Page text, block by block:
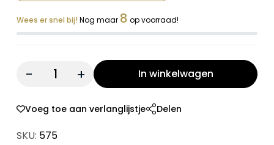
Wees er snel bij! Nog maar 8 op voorraad!
Quantity: In winkelwagen
Voeg toe aan verlanglijstje Delen
SKU: 575